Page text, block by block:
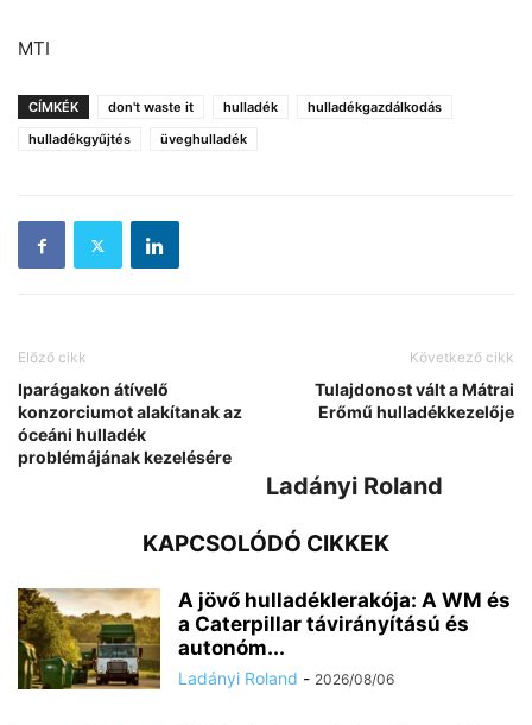
MTI
CÍMKÉK don't waste it hulladék
hulladékgazdálkodás
hulladékgyűjtés
üveghulladék
Előző cikk
Iparágakon átívelő
konzorciumot alakítanak az
óceáni hulladék
problémájának kezelésére
Következő cikk
Tulajdonost vált a Mátrai
Erőmű hulladékkezelője
Ladányi Roland
KAPCSOLÓDÓ CIKKEK
A jövő hulladéklerakója: A WM és
a Caterpillar távirányítású és
autonóm...
Ladányi Roland - 2026/08/06